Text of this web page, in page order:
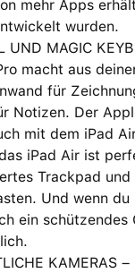
mehr Apps
wurden.
UND MAGIC
macht aus
für
Notizen. Der
mit dem iPad
iPad Air ist
Trackpad und
Und wenn
ein schützendes
KAMERAS